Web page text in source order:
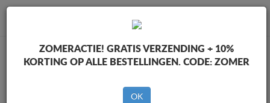
info@motorbeschermplaat.com
ZOMERACTIE! GRATIS VERZENDING + 10%
KORTING OP ALLE BESTELLINGEN. CODE: ZOMER
OK